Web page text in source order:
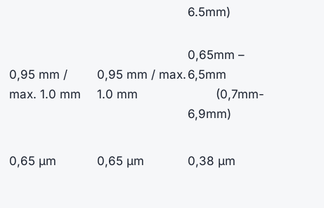
6.5mm)
0,95 mm /
max. 1.0 mm
0,95 mm / max.
1.0 mm
0,65mm –
6,5mm
(0,7mm-
6,9mm)
0,65 µm 0,65 µm 0,38 µm